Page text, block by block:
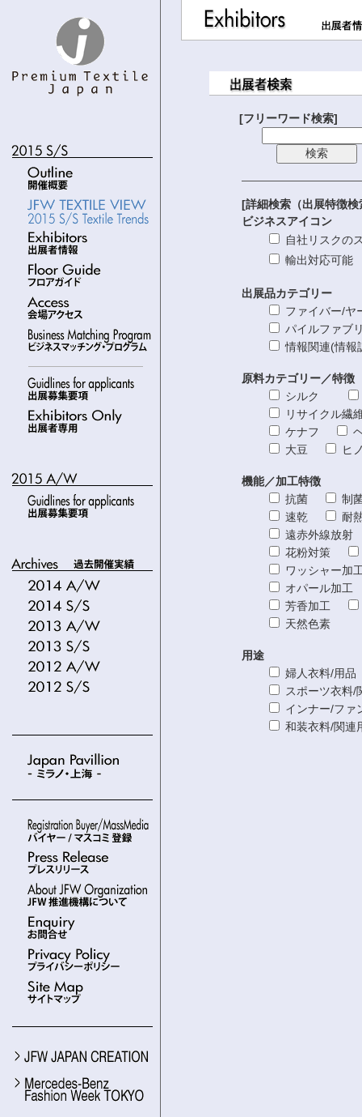
[フリーワード検索]
[詳細検索（出展特徴検
ビジネスアイコン
自社リスクの
輸出対応可能
出展品カテゴリー
ファイバー/
パイルファ
情報関連(情
原料カテゴリー／特徴
シルク
リサイクル
ケナフ
大豆
ヒ
機能／加工特徴
抗菌
速乾
遠赤外線放
花粉対策
ワッシャー
オパール加
芳香加工
天然色素
用途
婦人衣料/
スポーツ衣
インナー/ファ
和装衣料/関連